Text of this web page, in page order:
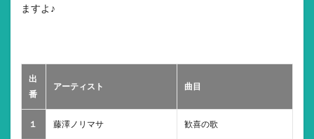
ますよ♪
出
番
アーティスト 曲目
１ 藤澤ノリマサ 歓喜の歌